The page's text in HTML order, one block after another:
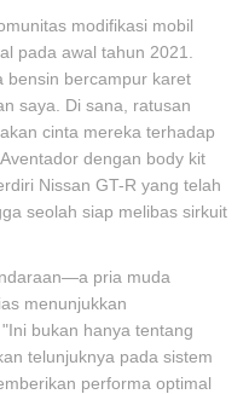
modifikasi mobil
pada awal tahun 2021.
bensin bercampur karet
saya. Di sana, ratusan
cinta mereka terhadap
dengan body kit
Nissan GT-R yang telah
seolah siap melibas sirkuit
pria muda
menunjukkan
bukan hanya tentang
telunjuknya pada sistem
performa optimal